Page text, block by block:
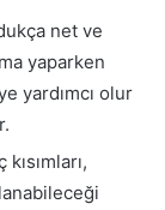
net ve
yaparken
yardımcı olur